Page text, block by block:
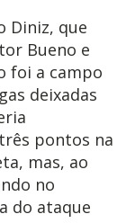
Diniz, que
Bueno e
foi a campo
deixadas
pontos na
mas, ao
no
do ataque